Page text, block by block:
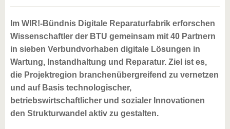
Im WIR!-Bündnis Digitale Reparaturfabrik erforschen
Wissenschaftler der BTU gemeinsam mit 40 Partnern
in sieben Verbundvorhaben digitale Lösungen in
Wartung, Instandhaltung und Reparatur. Ziel ist es,
die Projektregion branchenübergreifend zu vernetzen
und auf Basis technologischer,
betriebswirtschaftlicher und sozialer Innovationen
den Strukturwandel aktiv zu gestalten.